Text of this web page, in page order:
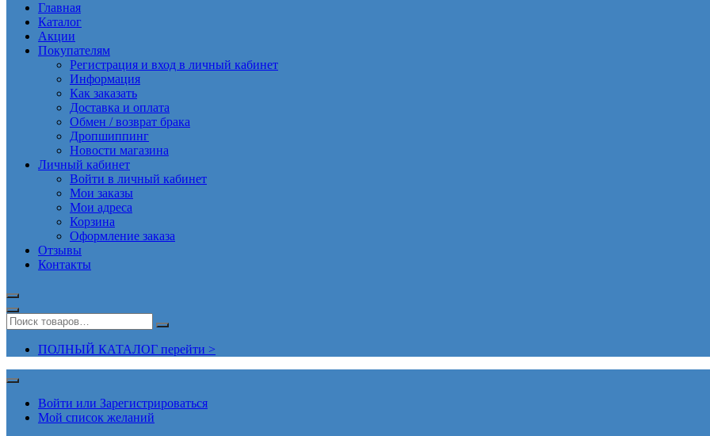
Главная
Каталог
Акции
Покупателям
Регистрация и вход в личный кабинет
Информация
Как заказать
Доставка и оплата
Обмен / возврат брака
Дропшиппинг
Новости магазина
Личный кабинет
Войти в личный кабинет
Мои заказы
Мои адреса
Корзина
Оформление заказа
Отзывы
Контакты
ПОЛНЫЙ КАТАЛОГ перейти >
Войти или Зарегистрироваться
Мой список желаний